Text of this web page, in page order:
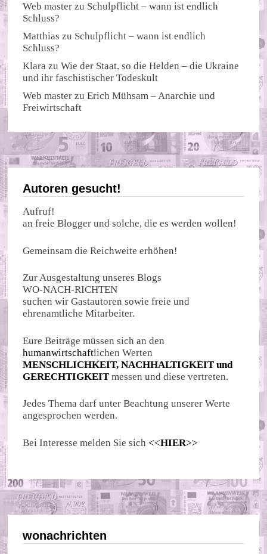
Web master zu Schulpflicht – wann ist endlich
Schluss?
Matthias zu Schulpflicht – wann ist endlich
Schluss?
Klara zuWie der Staat, so die Helden – die Ukraine
und ihr faschistischer Todeskult
Web master zuErich Mühsam – Anarchie und
Freiwirtschaft
Autoren gesucht!
Aufruf!
an freie Blogger und solche, die es werden wollen!
Gemeinsam die Reichweite erhöhen!
Zur Ausgestaltung unseres Blogs
WO-NACH-RICHTEN
suchen wir Gastautoren sowie freie und
ehrenamtliche Mitarbeiter.
Eure Beiträge müssen sich an den
humanwirtschaftlichen Werten
MENSCHLICHKEIT, NACHHALTIGKEIT und
GERECHTIGKEIT messen und diese vertreten.
Jedes Thema darf unter Beachtung unserer Werte
angesprochen werden.
Bei Interesse melden Sie sich <<HIER>>
wonachrichten